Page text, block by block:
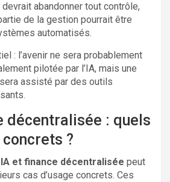
abandonner tout contrôle,
de la gestion pourrait être
automatisés.
: l’avenir ne sera probablement
pilotée par l’IA, mais une
sera assisté par des outils
décentralisée : quels
concrets ?
IA et finance décentralisée peut
cas d’usage concrets. Ces